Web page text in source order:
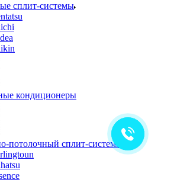
сплит-системы
кондиционеры
потолочный сплит-системы